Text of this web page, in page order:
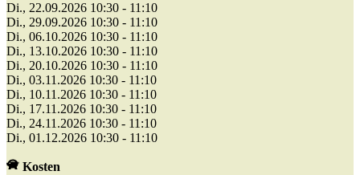
Di., 22.09.2026 10:30 - 11:10
Di., 29.09.2026 10:30 - 11:10
Di., 06.10.2026 10:30 - 11:10
Di., 13.10.2026 10:30 - 11:10
Di., 20.10.2026 10:30 - 11:10
Di., 03.11.2026 10:30 - 11:10
Di., 10.11.2026 10:30 - 11:10
Di., 17.11.2026 10:30 - 11:10
Di., 24.11.2026 10:30 - 11:10
Di., 01.12.2026 10:30 - 11:10
Kosten